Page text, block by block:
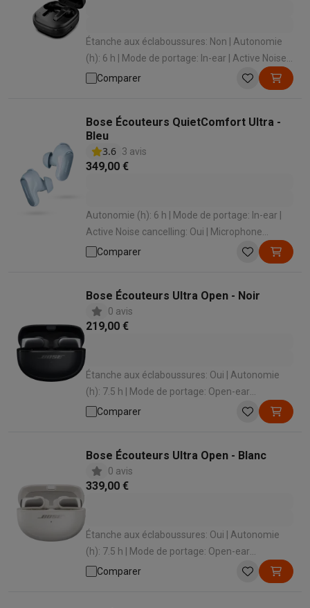
Étanche aux éclaboussures: Non | Autonomie
(h): 6 h | Mode de portage: In-ear | Active Noise
cancelling: Oui | Microphone intégré: Oui
Comparer
Bose Écouteurs QuietComfort Ultra -
Bleu
3.6 3 avis
349,00 €
Autonomie (h): 6 h | Mode de portage: In-ear |
Active Noise cancelling: Oui | Microphone
intégré: Oui
Comparer
Bose Écouteurs Ultra Open - Noir
0 avis
219,00 €
Étanche aux éclaboussures: Oui | Autonomie
(h): 7.5 h | Mode de portage: Open-ear
(conduction osseuse) | Active Noise cancelling:
Comparer
Bose Écouteurs Ultra Open - Blanc
0 avis
339,00 €
Étanche aux éclaboussures: Oui | Autonomie
(h): 7.5 h | Mode de portage: Open-ear
(conduction osseuse) | Active Noise cancelling:
Comparer